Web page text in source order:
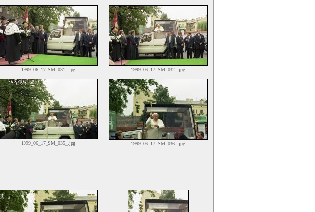
1999_06_17_SM_031_.jpg 1999_06_17_SM_032_.jpg
1999_06_17_SM_035_.jpg 1999_06_17_SM_036_.jpg